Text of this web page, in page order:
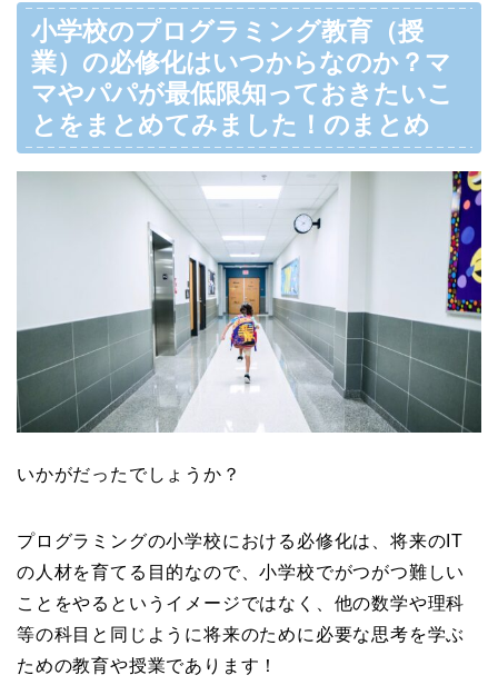
小学校のプログラミング教育（授
業）の必修化はいつからなのか？マ
マやパパが最低限知っておきたいこ
とをまとめてみました！のまとめ
いかがだったでしょうか？
プログラミングの小学校における必修化は、将来のIT
の人材を育てる目的なので、小学校でがつがつ難しい
ことをやるというイメージではなく、他の数学や理科
等の科目と同じように将来のために必要な思考を学ぶ
ための教育や授業であります！